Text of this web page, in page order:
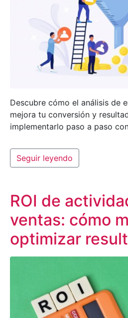
Descubre cómo el análisis de
mejora tu conversión y
implementarlo paso a paso
Seguir leyendo
ROI de
ventas: cómo
optimizar